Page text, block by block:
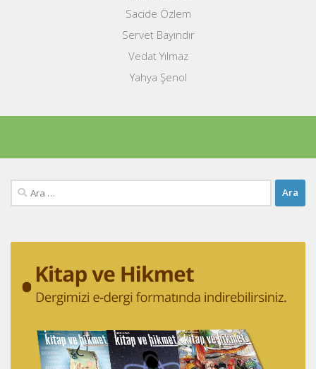
Sacide Özlem
Servet Bayındır
Vedat Yılmaz
Yahya Şenol
Arama: